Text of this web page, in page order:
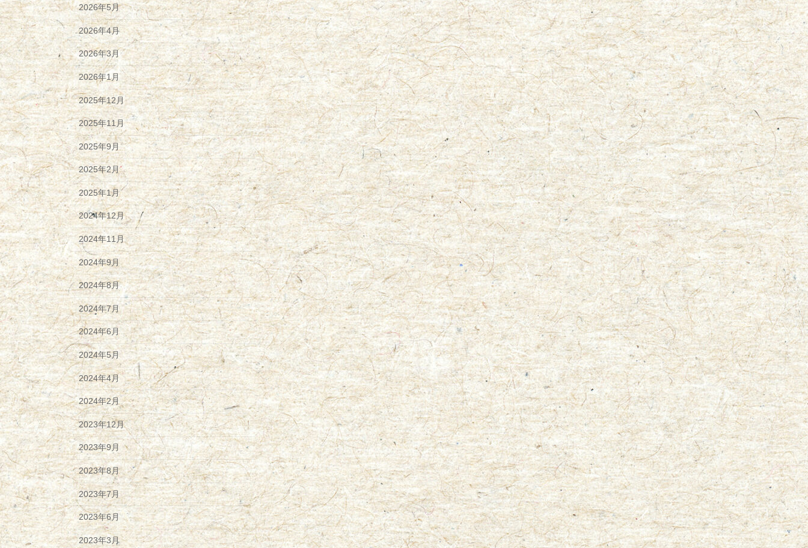
2026年5月
2026年4月
2026年3月
2026年1月
2025年12月
2025年11月
2025年9月
2025年2月
2025年1月
2024年12月
2024年11月
2024年9月
2024年8月
2024年7月
2024年6月
2024年5月
2024年4月
2024年2月
2023年12月
2023年9月
2023年8月
2023年7月
2023年6月
2023年3月